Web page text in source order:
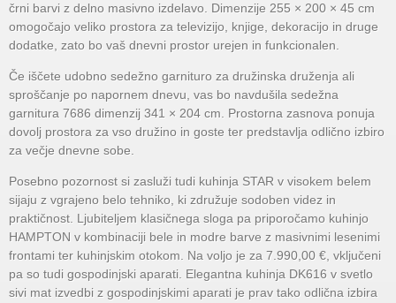
črni barvi z delno masivno izdelavo. Dimenzije 255 × 200 × 45 cm
omogočajo veliko prostora za televizijo, knjige, dekoracijo in druge
dodatke, zato bo vaš dnevni prostor urejen in funkcionalen.
Če iščete udobno sedežno garnituro za družinska druženja ali
sproščanje po napornem dnevu, vas bo navdušila sedežna
garnitura 7686 dimenzij 341 × 204 cm. Prostorna zasnova ponuja
dovolj prostora za vso družino in goste ter predstavlja odlično izbiro
za večje dnevne sobe.
Posebno pozornost si zasluži tudi kuhinja STAR v visokem belem
sijaju z vgrajeno belo tehniko, ki združuje sodoben videz in
praktičnost. Ljubiteljem klasičnega sloga pa priporočamo kuhinjo
HAMPTON v kombinaciji bele in modre barve z masivnimi lesenimi
frontami ter kuhinjskim otokom. Na voljo je za 7.990,00 €, vključeni
pa so tudi gospodinjski aparati. Elegantna kuhinja DK616 v svetlo
sivi mat izvedbi z gospodinjskimi aparati je prav tako odlična izbira